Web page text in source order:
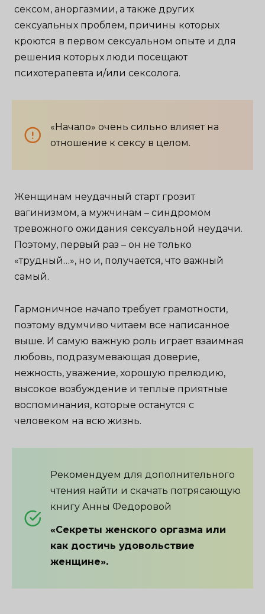
сексом, аноргазмии, а также других
сексуальных проблем, причины которых
кроются в первом сексуальном опыте и для
решения которых люди посещают
психотерапевта и/или сексолога.
«Начало» очень сильно влияет на
отношение к сексу в целом.
Женщинам неудачный старт грозит
вагинизмом, а мужчинам – синдромом
тревожного ожидания сексуальной неудачи.
Поэтому, первый раз – он не только
«трудный…», но и, получается, что важный
самый.
Гармоничное начало требует грамотности,
поэтому вдумчиво читаем все написанное
выше. И самую важную роль играет взаимная
любовь, подразумевающая доверие,
нежность, уважение, хорошую прелюдию,
высокое возбуждение и теплые приятные
воспоминания, которые останутся с
человеком на всю жизнь.
Рекомендуем для дополнительного
чтения найти и скачать потрясающую
книгу Анны Федоровой
«Секреты женского оргазма или
как достичь удовольствие
женщине».